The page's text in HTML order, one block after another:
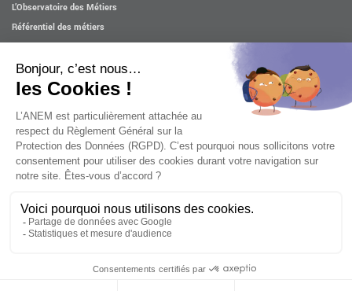
L’Observatoire des Métiers
Référentiel des métiers
Certifications professionnelles
Parcours d’intégration
Politique handicap
ACTUALITÉS
Mentions légales
Confidentialité et cookies